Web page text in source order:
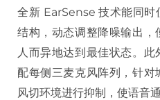
全新 EarSense 技术能同时
结构，动态调整降噪输出，
人而异地达到最佳状态。
配每侧三麦克风阵列，针
风切环境进行抑制，使语音